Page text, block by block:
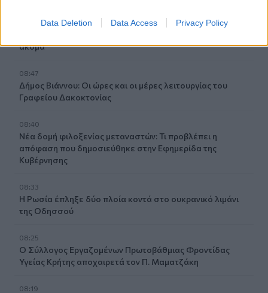
Data Deletion Data Access Privacy Policy
ακόμα
08:47
Δήμος Βιάννου: Οι ώρες και οι μέρες λειτουργίας του
Γραφείου Δακοκτονίας
08:40
Νέα δομή φιλοξενίας μεταναστών: Τι προβλέπει η
απόφαση που δημοσιεύθηκε στην Εφημερίδα της
Κυβέρνησης
08:33
Η Ρωσία έπληξε δύο πλοία κοντά στο ουκρανικό λιμάνι
της Οδησσού
08:25
Ο Σύλλογος Εργαζομένων Πρωτοβάθμιας Φροντίδας
Υγείας Κρήτης αποχαιρετά τον Π. Μαματζάκη
08:19